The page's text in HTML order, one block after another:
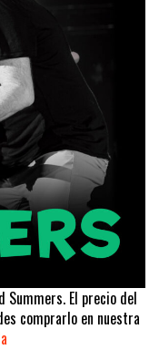
Summers. El precio del
comprarlo en nuestra